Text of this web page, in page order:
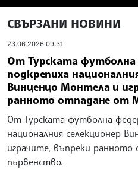
СВЪРЗАНИ НОВИНИ
23.06.2026 09:31
От Турската футболна
подкрепиха
Винценцо Монтела и
ранното отпадане от
От Турската футболна
националния селекционер
играчите, въпреки
първенство.